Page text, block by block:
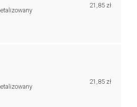
21,85 zł
21,85 zł